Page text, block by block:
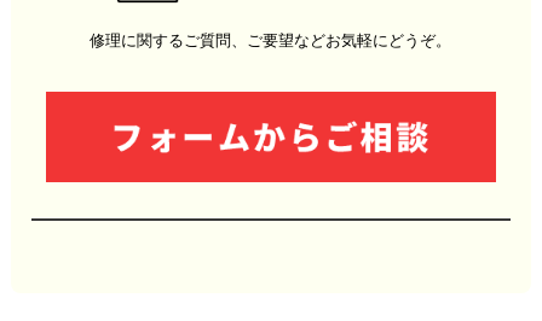
修理に関するご質問、ご要望などお気軽にどうぞ。